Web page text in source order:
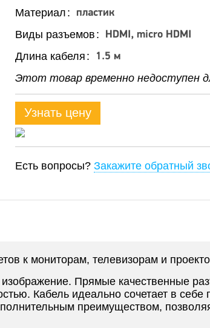
Материал пластик
Виды разъемов HDMI, micro HDMI
Длина кабеля 1.5 м
Этот товар временно недоступен
Узнать цену
Есть вопросы? Закажите обратный
к мониторам, телевизорам и
изображение. Прямые качественные
Кабель идеально сочетает в себе
преимуществом,